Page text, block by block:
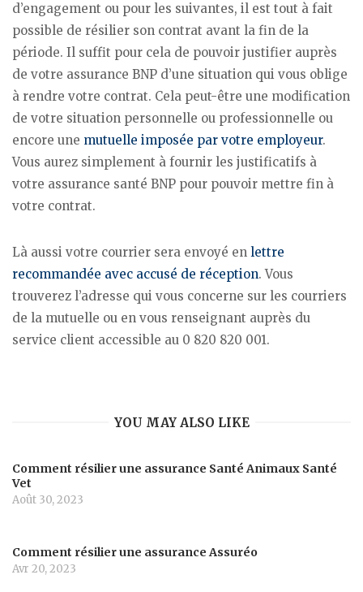
d’engagement ou pour les suivantes, il est tout à fait
possible de résilier son contrat avant la fin de la
période. Il suffit pour cela de pouvoir justifier auprès
de votre assurance BNP d’une situation qui vous oblige
à rendre votre contrat. Cela peut-être une modification
de votre situation personnelle ou professionnelle ou
encore une mutuelle imposée par votre employeur.
Vous aurez simplement à fournir les justificatifs à
votre assurance santé BNP pour pouvoir mettre fin à
votre contrat.
Là aussi votre courrier sera envoyé en lettre
recommandée avec accusé de réception. Vous
trouverez l’adresse qui vous concerne sur les courriers
de la mutuelle ou en vous renseignant auprès du
service client accessible au 0 820 820 001.
YOU MAY ALSO LIKE
Comment résilier une assurance Santé Animaux Santé
Vet
Août 30, 2023
Comment résilier une assurance Assuréo
Avr 20, 2023